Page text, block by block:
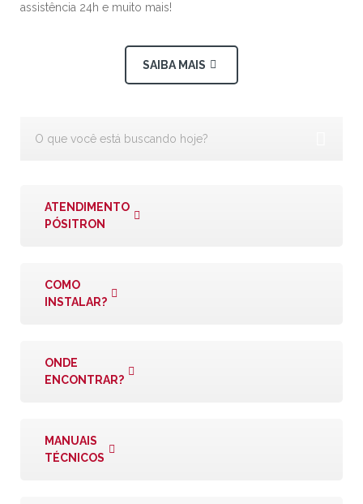
assistência 24h e muito mais!
SAIBA MAIS
ATENDIMENTO
PÓSITRON
COMO
INSTALAR?
ONDE
ENCONTRAR?
MANUAIS
TÉCNICOS